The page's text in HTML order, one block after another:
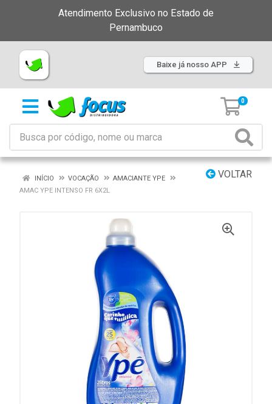
Atendimento Exclusivo no Estado de
Pernambuco
Baixe já nosso APP
0
VOLTAR
INÍCIO VOCAÇÃO
AMACIANTE YPE
AMAC YPE INTENSO FR 6X2L